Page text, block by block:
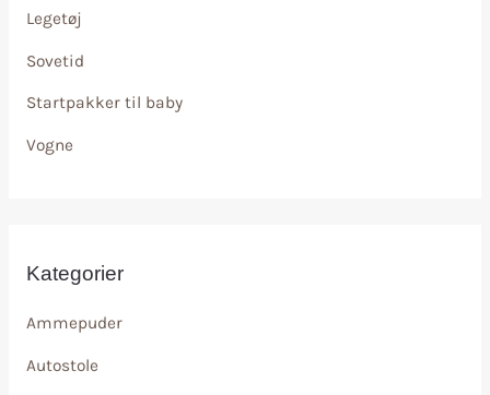
Legetøj
Sovetid
Startpakker til baby
Vogne
Kategorier
Ammepuder
Autostole